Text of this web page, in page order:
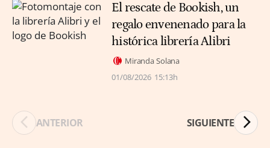
El rescate de Bookish, un
regalo envenenado para la
histórica librería Alibri
Miranda Solana
01/08/2026 15:13h
ANTERIOR SIGUIENTE